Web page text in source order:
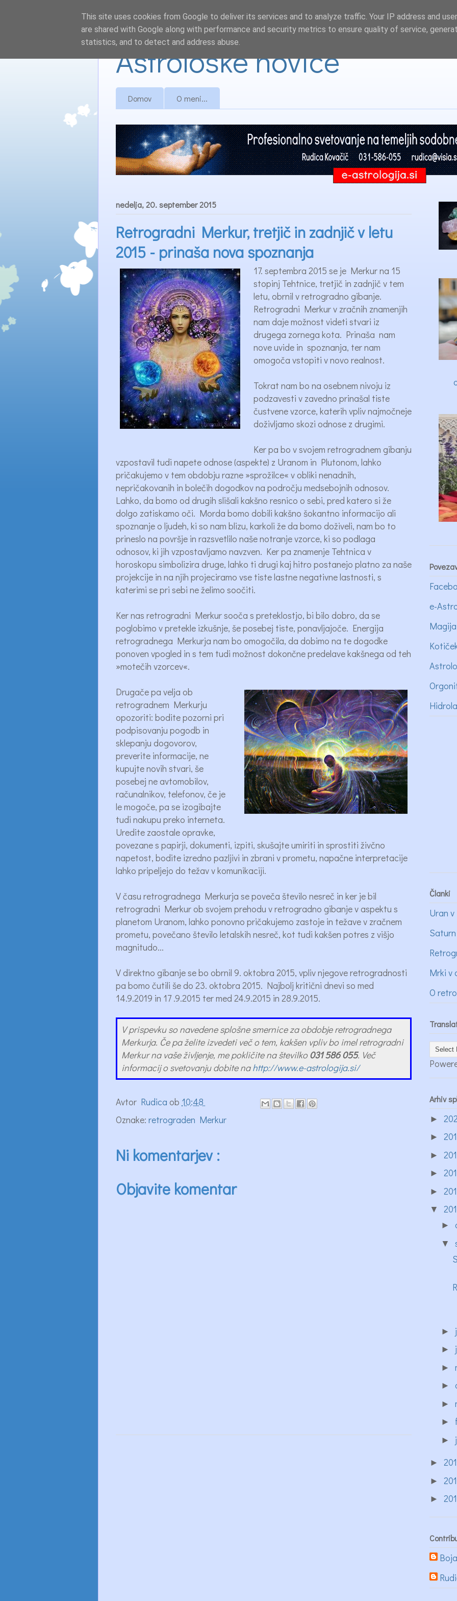
Astrološke novice
Domov O meni...
nedelja, 20. september 2015
Retrogradni Merkur, tretjič in zadnjič v letu
2015 - prinaša nova spoznanja
17. septembra 2015 se je Merkur na 15
stopinj Tehtnice, tretjič in zadnjič v tem
letu, obrnil v retrogradno gibanje.
Retrogradni Merkur v zračnih znamenjih
nam daje možnost videti stvari iz
drugega zornega kota. Prinaša nam
nove uvide in spoznanja, ter nam
omogoča vstopiti v novo realnost.
Tokrat nam bo na osebnem nivoju iz
podzavesti v zavedno prinašal tiste
čustvene vzorce, katerih vpliv najmočneje
doživljamo skozi odnose z drugimi.
Ker pa bo v svojem retrogradnem gibanju
vzpostavil tudi napete odnose (aspekte) z Uranom in Plutonom, lahko
pričakujemo v tem obdobju razne »sprožilce« v obliki nenadnih,
nepričakovanih in bolečih dogodkov na področju medsebojnih odnosov.
Lahko, da bomo od drugih slišali kakšno resnico o sebi, pred katero si že
dolgo zatiskamo oči. Morda bomo dobili kakšno šokantno informacijo ali
spoznanje o ljudeh, ki so nam blizu, karkoli že da bomo doživeli, nam bo to
prineslo na površje in razsvetlilo naše notranje vzorce, ki so podlaga
odnosov, ki jih vzpostavljamo navzven. Ker pa znamenje Tehtnica v
horoskopu simbolizira druge, lahko ti drugi kaj hitro postanejo platno za naše
projekcije in na njih projeciramo vse tiste lastne negativne lastnosti, s
katerimi se pri sebi ne želimo soočiti.
Ker nas retrogradni Merkur sooča s preteklostjo, bi bilo dobro, da se
poglobimo v pretekle izkušnje, še posebej tiste, ponavljajoče. Energija
retrogradnega Merkurja nam bo omogočila, da dobimo na te dogodke
ponoven vpogled in s tem tudi možnost dokončne predelave kakšnega od teh
»motečih vzorcev«.
Drugače pa velja ob
retrogradnem Merkurju
opozoriti: bodite pozorni pri
podpisovanju pogodb in
sklepanju dogovorov,
preverite informacije, ne
kupujte novih stvari, še
posebej ne avtomobilov,
računalnikov, telefonov, če je
le mogoče, pa se izogibajte
tudi nakupu preko interneta.
Uredite zaostale opravke,
povezane s papirji, dokumenti, izpiti, skušajte umiriti in sprostiti živčno
napetost, bodite izredno pazljivi in zbrani v prometu, napačne interpretacije
lahko pripeljejo do težav v komunikaciji.
V času retrogradnega Merkurja se poveča število nesreč in ker je bil
retrogradni Merkur ob svojem prehodu v retrogradno gibanje v aspektu s
planetom Uranom, lahko ponovno pričakujemo zastoje in težave v zračnem
prometu, povečano število letalskih nesreč, kot tudi kakšen potres z višjo
magnitudo...
V direktno gibanje se bo obrnil 9. oktobra 2015, vpliv njegove retrogradnosti
pa bomo čutili še do 23. oktobra 2015. Najbolj kritični dnevi so med
14.9.2019 in 17 .9.2015 ter med 24.9.2015 in 28.9.2015.
V prispevku so navedene splošne smernice za obdobje retrogradnega
Merkurja. Če pa želite izvedeti več o tem, kakšen vpliv bo imel retrogradni
Merkur na vaše življenje, me pokličite na številko 031 586 055. Več
informacij o svetovanju dobite nahttp://www.e-astrologija.si/
Avtor Rudica ob 10:48
Oznake: retrograden Merkur
Ni komentarjev :
Objavite komentar
e-
Članki
Uran
Mrki v
O
Arhiv
►
►
►
►
►
▼
►
▼
►
►
►
►
►
►
►
►
►
►
This site uses cookies from Google to deliver its services and to analyze traffic. Your IP address and
are shared with Google along with performance and security metrics to ensure quality of service,
statistics, and to detect and address abuse.